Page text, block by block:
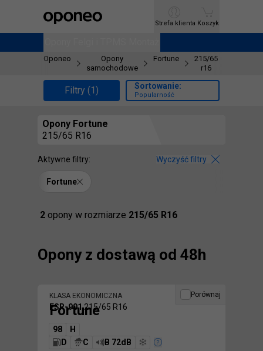
Ctrl M
Strefa klienta
Strefa klienta Koszyk
Koszyk
Oponeo
Opony
samochodowe
Fortune
215/65
r16
Filtry (1) Sortowanie:
Popularność
Opony Fortune
215/65 R16
Fortune
Aktywne filtry: Wyczyść filtry
Znaleźliśmy
2 opony w rozmiarze 215/65 R16
Opony z dostawą od 48h
Porównaj
KLASA EKONOMICZNA
Fortune
FSR-901 215/65 R16
98
H
D
C B 72dB